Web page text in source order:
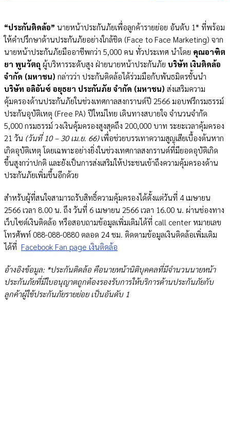
“ประกันติดล้อ” นายหน้าประกันภัยเพื่อลูกค้ารายย่อย อันดับ 1* ที่พร้อม
ให้คำปรึกษาด้านประกันภัยอย่างใกล้ชิด (Face to Face Marketing) จาก
นายหน้าประกันภัยมืออาชีพกว่า 5,000 คน ทั่วประเทศ นำโดย คุณอาฑิต
ยา พูนวัตถุ ผู้บริหารระดับสูง ฝ่ายนายหน้าประกันภัย บริษัท เงินติดล้อ
จำกัด (มหาชน) กล่าวว่า ประกันติดล้อได้ร่วมมือกับพันธมิตรชั้นนำ
บริษัท อลิอันซ์ อยุธยา ประกันภัย จำกัด (มหาชน) ส่งเสริมความ
คุ้มครองด้านประกันภัยในช่วงเทศกาลสงกรานต์ปี 2566 มอบฟรีกรมธรรม์
ประกันอุบัติเหตุ (Free PA) ปีใหม่ไทย เดินทางสบายใจ จำนวนจำกัด
5,000 กรมธรรม์ วงเงินคุ้มครองสูงสุดถึง 200,000 บาท ระยะเวลาคุ้มครอง
21 วัน (วันที่ 10 – 30 เม.ย. 66)เพื่อช่วยบรรเทาความสูญเสียเบื้องต้นหาก
เกิดอุบัติเหตุ โดยเฉพาะอย่างยิ่งในช่วงเทศกาลสงกรานต์ที่มียอดอุบัติเกิด
ขึ้นสูงกว่าปกติ และยังเป็นการส่งเสริมให้ประชนเข้าถึงความคุ้มครองด้าน
ประกันภัยเพิ่มขึ้นอีกด้วย
สำหรับผู้ที่สนใจสามารถรับสิทธิ์ความคุ้มครองได้ตั้งแต่วันที่ 4 เมษายน
2566 เวลา 8.00 น. ถึง วันที่ 6 เมษายน 2566 เวลา 16.00 น. ผ่านช่องทาง
เว็บไซต์เงินติดล้อ หรือสอบถามข้อมูลเพิ่มเติมได้ที่ call center หมายเลข
โทรศัพท์ 088-088-0880 ตลอด 24 ชม. ติดตามข้อมูลเงินติดล้อเพิ่มเติม
ได้ที่ Facebook Fan page เงินติดล้อ
อ้างอิงข้อมูล: *ประกันติดล้อ คือนายหน้านิติบุคคลที่มีจำนวนนายหน้า
ประกันภัยที่มีใบอนุญาตถูกต้องรองรับการให้บริการด้านประกันภัยกับ
ลูกค้าผู้ใช้ประกันภัยรายย่อย เป็นอันดับ 1